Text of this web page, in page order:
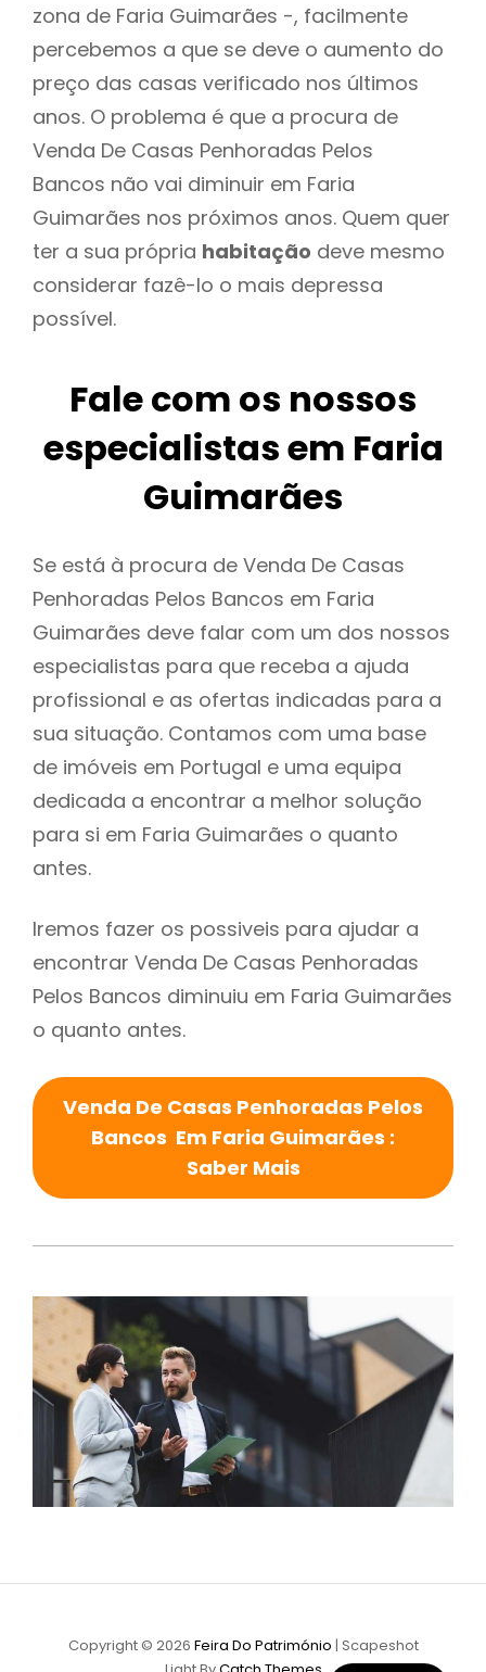
zona de Faria Guimarães -, facilmente
percebemos a que se deve o aumento do
preço das casas verificado nos últimos
anos. O problema é que a procura de
Venda De Casas Penhoradas Pelos
Bancos não vai diminuir em Faria
Guimarães nos próximos anos. Quem quer
ter a sua própria habitação deve mesmo
considerar fazê-lo o mais depressa
possível.
Fale com os nossos
especialistas em Faria
Guimarães
Se está à procura de Venda De Casas
Penhoradas Pelos Bancos em Faria
Guimarães deve falar com um dos nossos
especialistas para que receba a ajuda
profissional e as ofertas indicadas para a
sua situação. Contamos com uma base
de imóveis em Portugal e uma equipa
dedicada a encontrar a melhor solução
para si em Faria Guimarães o quanto
antes.
Iremos fazer os possiveis para ajudar a
encontrar Venda De Casas Penhoradas
Pelos Bancos diminuiu em Faria Guimarães
o quanto antes.
Venda De Casas Penhoradas Pelos
Bancos Em Faria Guimarães :
Saber Mais
Copyright © 2026 Feira Do Património | Scapeshot